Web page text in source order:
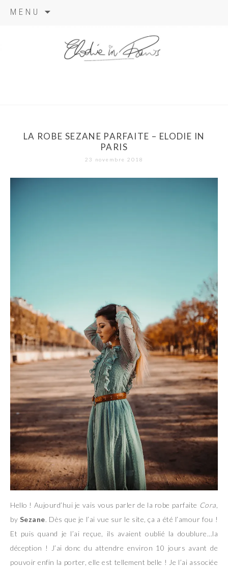
MENU
LA ROBE SEZANE PARFAITE – ELODIE IN
PARIS
23 novembre 2018
Hello ! Aujourd’hui je vais vous parler de la robe parfaite Cora
by Sezane. Dès que je l’ai vue sur le site, ça a été l’amour fou !
Et puis quand je l’ai reçue, ils avaient oublié la doublure…la
déception ! J’ai donc du attendre environ 10 jours avant de
pouvoir enfin la porter, elle est tellement belle ! Je l’ai associée